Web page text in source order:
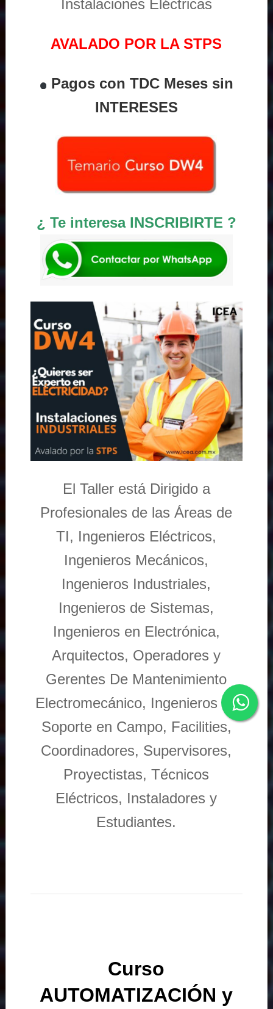
Instalaciones Eléctricas
AVALADO POR LA STPS
Pagos con TDC Meses sin
INTERESES
¿ Te interesa INSCRIBIRTE ?
El Taller está Dirigido a
Profesionales de las Áreas de
TI, Ingenieros Eléctricos,
Ingenieros Mecánicos,
Ingenieros Industriales,
Ingenieros de Sistemas,
Ingenieros en Electrónica,
Arquitectos, Operadores y
Gerentes De Mantenimiento
Electromecánico, Ingenieros de
Soporte en Campo, Facilities,
Coordinadores, Supervisores,
Proyectistas, Técnicos
Eléctricos, Instaladores y
Estudiantes.
Curso
AUTOMATIZACIÓN y